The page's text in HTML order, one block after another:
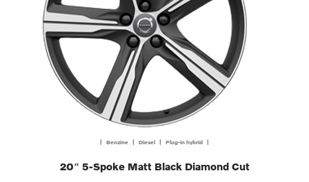
| Benzine | Diesel | Plug-in hybrid |
20″ 5-Spoke Matt Black Diamond Cut